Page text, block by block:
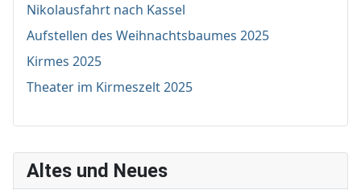
Altes und Neues
Nikolausfahrt nach Kassel
Aufstellen des Weihnachtsbaumes 2025
Kirmes 2025
Theater im Kirmeszelt 2025